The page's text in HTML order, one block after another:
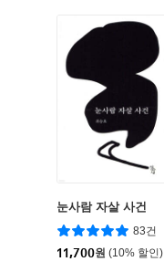
눈사람 자살 사건
83건
11,700원 (10% 할인)